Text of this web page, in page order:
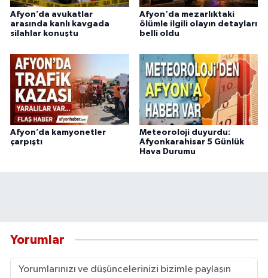
Afyon’da avukatlar
arasında kanlı kavgada
silahlar konuştu
Afyon'da mezarlıktaki
ölümle ilgili olayın detayları
belli oldu
Afyon’da kamyonetler
çarpıştı
Meteoroloji duyurdu:
Afyonkarahisar 5 Günlük
Hava Durumu
Yorumlar